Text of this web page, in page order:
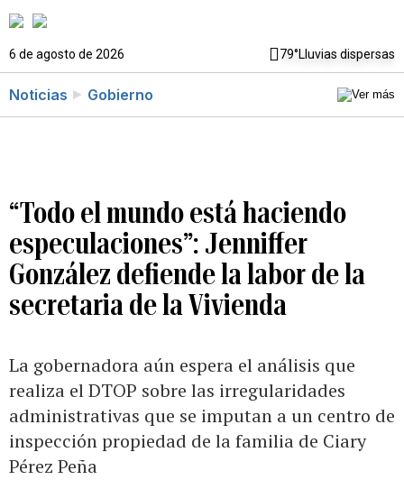
6 de agosto de 2026 79°Lluvias dispersas
Noticias Gobierno
“Todo el mundo está haciendo
especulaciones”: Jenniffer
González defiende la labor de la
secretaria de la Vivienda
La gobernadora aún espera el análisis que
realiza el DTOP sobre las irregularidades
administrativas que se imputan a un centro de
inspección propiedad de la familia de Ciary
Pérez Peña